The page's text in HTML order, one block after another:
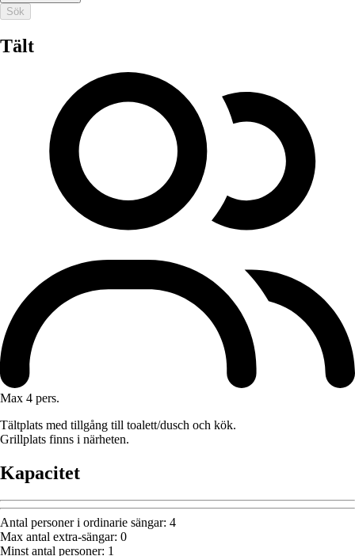
Sök
Tält
Max 4 pers.
Tältplats med tillgång till toalett/dusch och kök.
Grillplats finns i närheten.
Kapacitet
Antal personer i ordinarie sängar: 4
Max antal extra-sängar: 0
Minst antal personer: 1